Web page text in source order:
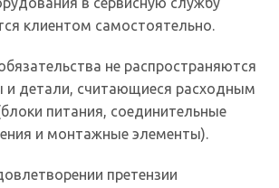
клиентом самостоятельно.
не распространяются
и детали, считающиеся расходным
питания, соединительные
и монтажные элементы).
претензии